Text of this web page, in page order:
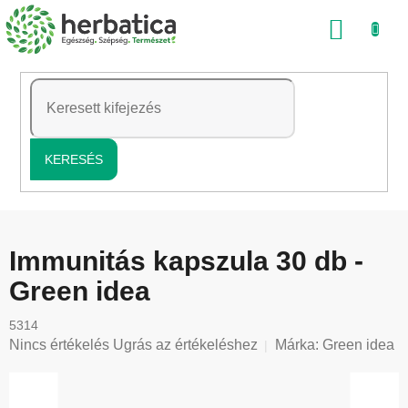
Ugrás
a
tartalomhoz
KERESÉS
Immunitás kapszula 30 db -
Green idea
5314
A
Nincs értékelés Ugrás az értékeléshez Márka: Green idea